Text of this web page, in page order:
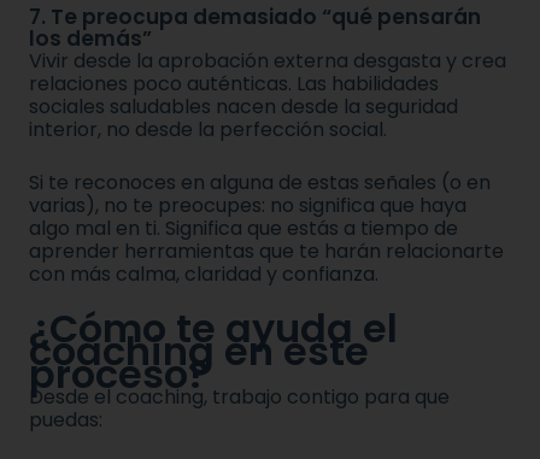
7. Te preocupa demasiado “qué pensarán
los demás”
Vivir desde la aprobación externa desgasta y crea
relaciones poco auténticas. Las habilidades
sociales saludables nacen desde la seguridad
interior, no desde la perfección social.
Si te reconoces en alguna de estas señales (o en
varias), no te preocupes: no significa que haya
algo mal en ti. Significa que estás a tiempo de
aprender herramientas que te harán relacionarte
con más calma, claridad y confianza.
¿Cómo te ayuda el
coaching en este
proceso?
Desde el coaching, trabajo contigo para que
puedas: